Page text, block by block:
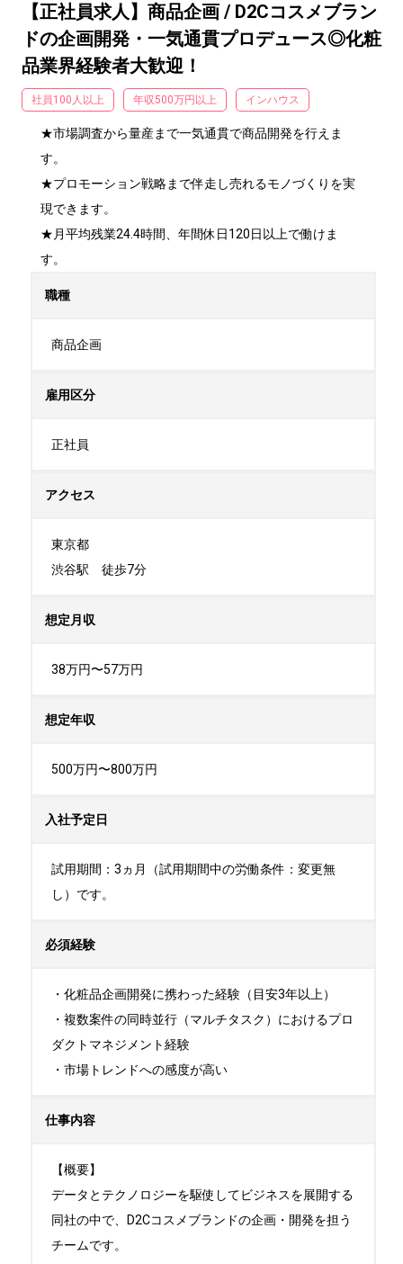
【正社員求人】商品企画 / D2Cコスメブラン
ドの企画開発・一気通貫プロデュース◎化粧
品業界経験者大歓迎！
社員100人以上 年収500万円以上 インハウス
★市場調査から量産まで一気通貫で商品開発を行えま
す。
★プロモーション戦略まで伴走し売れるモノづくりを実
現できます。
★月平均残業24.4時間、年間休日120日以上で働けま
す。
職種
商品企画
雇用区分
正社員
アクセス
東京都
渋谷駅　徒歩7分
想定月収
38万円〜57万円
想定年収
500万円〜800万円
入社予定日
試用期間：3ヵ月（試用期間中の労働条件：変更無
し）です。
必須経験
・化粧品企画開発に携わった経験（目安3年以上）
・複数案件の同時並行（マルチタスク）におけるプロ
ダクトマネジメント経験
・市場トレンドへの感度が高い
仕事内容
【概要】
データとテクノロジーを駆使してビジネスを展開する
同社の中で、D2Cコスメブランドの企画・開発を担う
チームです。